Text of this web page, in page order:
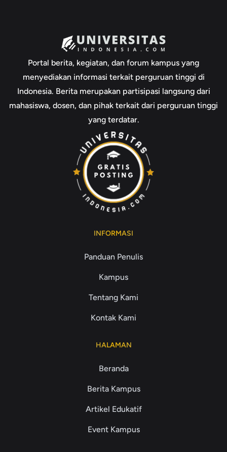
Portal berita, kegiatan, dan forum kampus yang
menyediakan informasi terkait perguruan tinggi di
Indonesia. Berita merupakan partisipasi langsung dari
mahasiswa, dosen, dan pihak terkait dari perguruan tinggi
yang terdatar.
INFORMASI
Panduan Penulis
Kampus
Tentang Kami
Kontak Kami
HALAMAN
Beranda
Berita Kampus
Artikel Edukatif
Event Kampus